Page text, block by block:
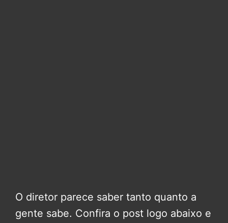
O diretor parece saber tanto quanto a
gente sabe. Confira o post logo abaixo e